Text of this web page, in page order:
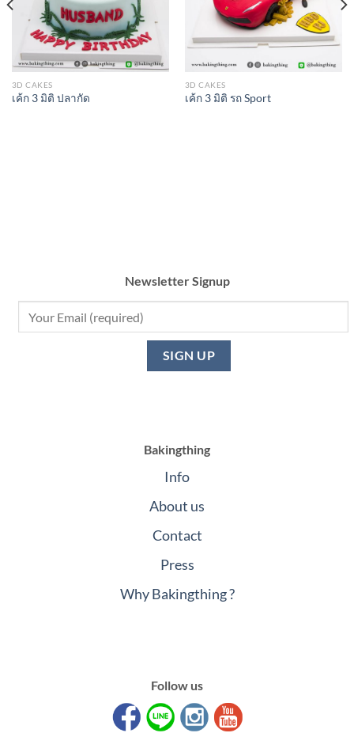
3D CAKES
เค้ก 3 มิติ ปลากัด
3D CAKES
เค้ก 3 มิติ รถ Sport
Newsletter Signup
Bakingthing
Info
About us
Contact
Press
Why Bakingthing ?
Follow us